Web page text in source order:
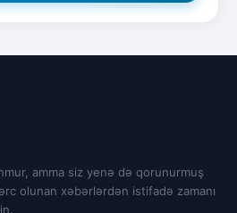
amma siz yenə də qorunurmuş
olunan xəbərlərdən istifadə zamanı